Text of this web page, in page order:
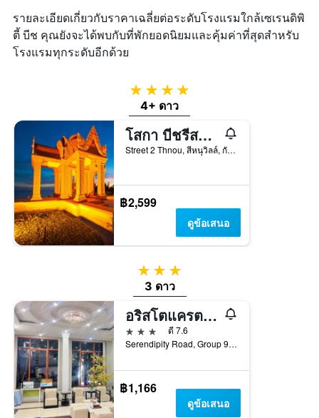
รายละเอียดเกี่ยวกับราคาเฉลี่ยต่อระดับโรงแรมใกล้เซเรนดิพิ
ตี้ บีช คุณยังจะได้พบกับที่พักยอดนิยมและคุ้มค่าที่สุดสำหรับ
โรงแรมทุกระดับอีกด้วย
4 ดาว
4+ ดาว
โสกา บีชรีสอร์ท
Street 2 Thnou, สีหนุวิลล์, กัมพูชา
฿2,599
ดูข้อเสนอ
3 ดาว
3 ดาว
อริสโตแครต เรสซิเดนซ์ แอนด์ โฮเทล
3 ดาว
ดี 7.6
Serendipity Road, Group 9, สีหนุวิลล์, กัมพูชา
฿1,166
ดูข้อเสนอ